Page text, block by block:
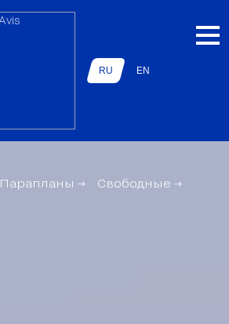
RU EN
Парапланы → Свободные →